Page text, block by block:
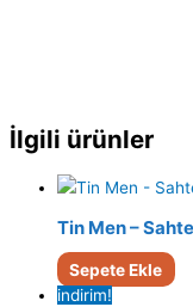
İlgili ürünler
Tin Men –
Sepete Ekle
indirim!